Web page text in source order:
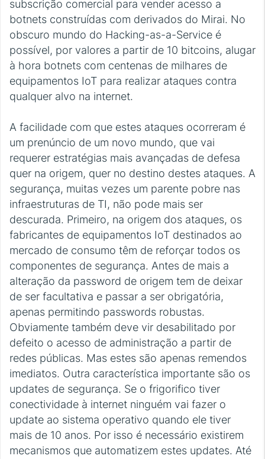
subscrição comercial para vender acesso a
botnets construídas com derivados do Mirai. No
obscuro mundo do Hacking-as-a-Service é
possível, por valores a partir de 10 bitcoins, alugar
à hora botnets com centenas de milhares de
equipamentos IoT para realizar ataques contra
qualquer alvo na internet.
A facilidade com que estes ataques ocorreram é
um prenúncio de um novo mundo, que vai
requerer estratégias mais avançadas de defesa
quer na origem, quer no destino destes ataques. A
segurança, muitas vezes um parente pobre nas
infraestruturas de TI, não pode mais ser
descurada. Primeiro, na origem dos ataques, os
fabricantes de equipamentos IoT destinados ao
mercado de consumo têm de reforçar todos os
componentes de segurança. Antes de mais a
alteração da password de origem tem de deixar
de ser facultativa e passar a ser obrigatória,
apenas permitindo passwords robustas.
Obviamente também deve vir desabilitado por
defeito o acesso de administração a partir de
redes públicas. Mas estes são apenas remendos
imediatos. Outra característica importante são os
updates de segurança. Se o frigorifico tiver
conectividade à internet ninguém vai fazer o
update ao sistema operativo quando ele tiver
mais de 10 anos. Por isso é necessário existirem
mecanismos que automatizem estes updates. Até